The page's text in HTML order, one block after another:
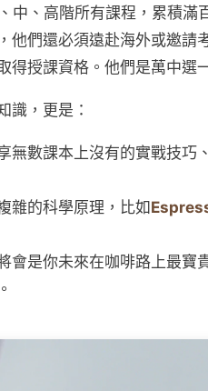
中、高階所有課程，累積
他們還必須遠赴海外或邀請
得授課資格。他們是萬中選
識，更是：
無數課本上沒有的實戰技巧
雜的科學原理，比如
會是你未來在咖啡路上最寶